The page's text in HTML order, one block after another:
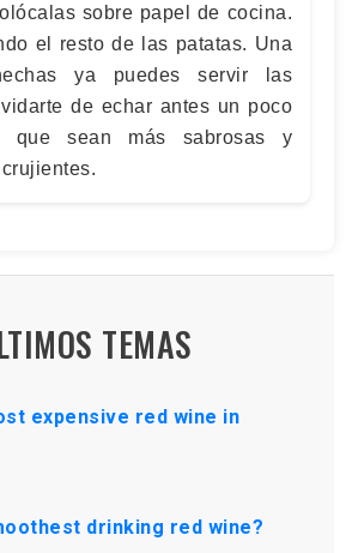
sobre papel de cocina.
el resto de las patatas. Una
ya puedes servir las
de echar antes un poco
que sean más sabrosas y
TEMAS
expensive red wine in
drinking red wine?